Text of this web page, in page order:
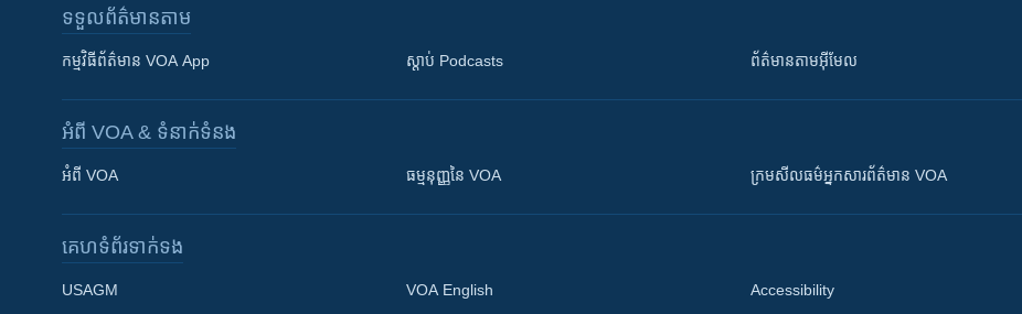
ទទួល​ព័ត៌មាន​តាម
កម្មវិធី​ព័ត៌មាន VOA App ស្តាប់ Podcasts ព័ត៌មាន​តាម​អ៊ីមែល
អំពី​ VOA & ទំនាក់ទំនង
អំពី​ VOA ធម្មនុញ្ញ​នៃ VOA ក្រម​​​សីលធម៌​​​អ្នក​​​សារព័ត៌មាន VOA
គេហទំព័រ​​ទាក់ទង
USAGM VOA English Accessibility